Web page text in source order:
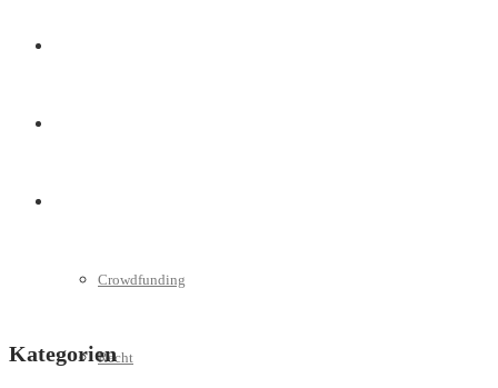
Crowdfunding
Recht
Kategorien